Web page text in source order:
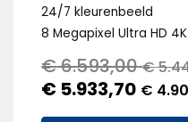
24/7 kleurenbeeld
8 Megapixel Ultra HD 4K
€6.593,00 €
€ 5.933,70 €